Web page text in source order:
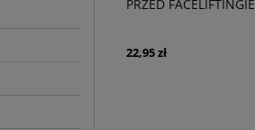
PRZED
HALOGENU PRAWA
22,95 zł